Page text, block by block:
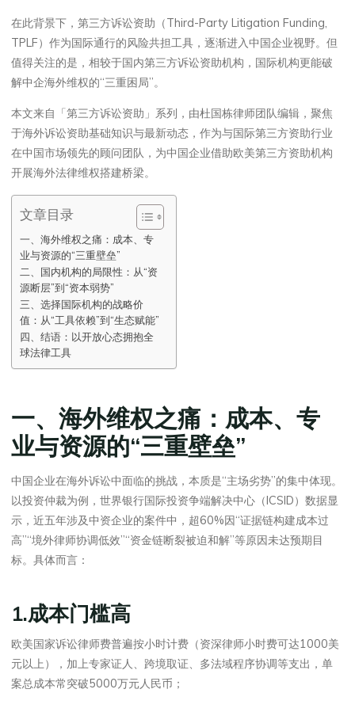
在此背景下，第三方诉讼资助（Third-Party Litigation Funding,
TPLF）作为国际通行的风险共担工具，逐渐进入中国企业视野。但
值得关注的是，相较于国内第三方诉讼资助机构，国际机构更能破
解中企海外维权的“三重困局”。
本文来自「第三方诉讼资助」系列，由杜国栋律师团队编辑，聚焦
于海外诉讼资助基础知识与最新动态，作为与国际第三方资助行业
在中国市场领先的顾问团队，为中国企业借助欧美第三方资助机构
开展海外法律维权搭建桥梁。
文章目录
一、海外维权之痛：成本、专
业与资源的“三重壁垒”
二、国内机构的局限性：从“资
源断层”到“资本弱势”
三、选择国际机构的战略价
值：从“工具依赖”到“生态赋能”
四、结语：以开放心态拥抱全
球法律工具
一、海外维权之痛：成本、专
业与资源的“三重壁垒”
中国企业在海外诉讼中面临的挑战，本质是“主场劣势”的集中体现。
以投资仲裁为例，世界银行国际投资争端解决中心（ICSID）数据显
示，近五年涉及中资企业的案件中，超60%因“证据链构建成本过
高”“境外律师协调低效”“资金链断裂被迫和解”等原因未达预期目
标。具体而言：
1.成本门槛高
欧美国家诉讼律师费普遍按小时计费（资深律师小时费可达1000美
元以上），加上专家证人、跨境取证、多法域程序协调等支出，单
案总成本常突破5000万元人民币；